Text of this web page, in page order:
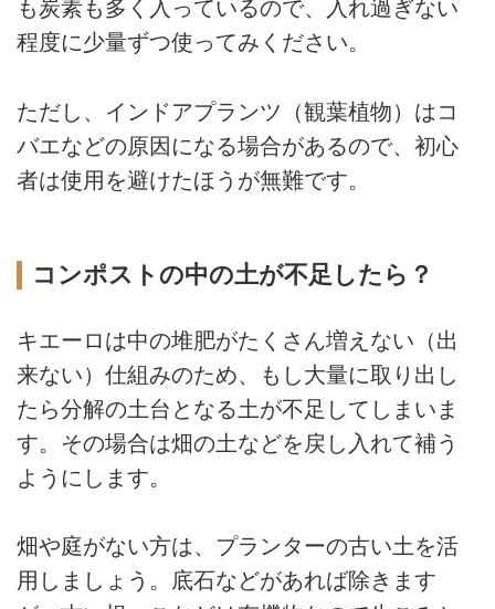
も炭素も多く入っているので、入れ過ぎない
程度に少量ずつ使ってみください。
ただし、インドアプランツ（観葉植物）はコ
バエなどの原因になる場合があるので、初心
者は使用を避けたほうが無難です。
コンポストの中の土が不足したら？
キエーロは中の堆肥がたくさん増えない（出
来ない）仕組みのため、もし大量に取り出し
たら分解の土台となる土が不足してしまいま
す。その場合は畑の土などを戻し入れて補う
ようにします。
畑や庭がない方は、プランターの古い土を活
用しましょう。底石などがあれば除きます